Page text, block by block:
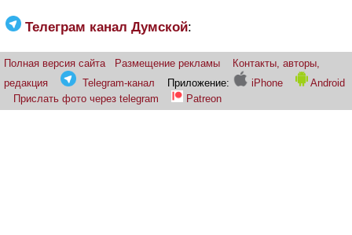
Телеграм канал Думской:
Полная версия сайта Размещение рекламы
Контакты, авторы,
редакция
Telegram-канал Приложение: iPhone
Android
Прислать фото через telegram
Patreon